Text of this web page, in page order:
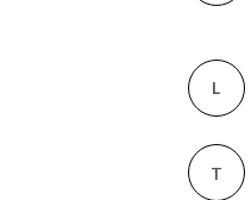
L
T